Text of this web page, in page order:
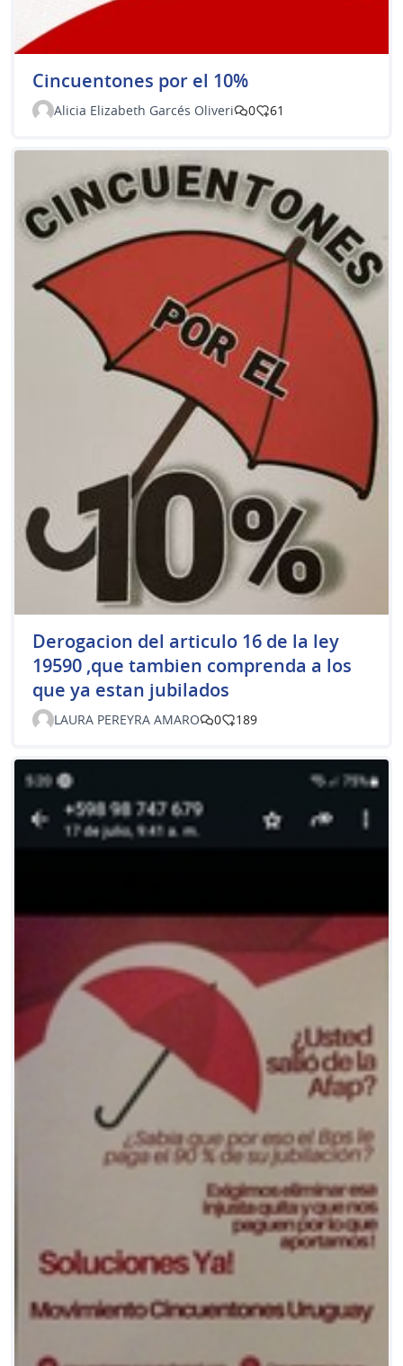
Cincuentones por el 10%
Alicia Elizabeth Garcés Oliveri 0 61
Derogacion del articulo 16 de la ley
19590 ,que tambien comprenda a los
que ya estan jubilados
LAURA PEREYRA AMARO 0 189